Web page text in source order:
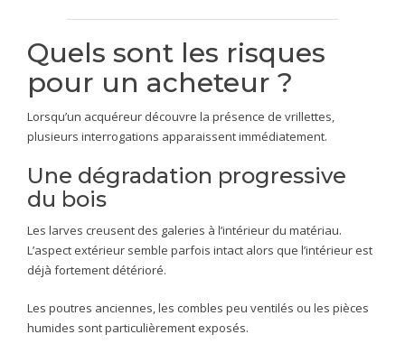
Quels sont les risques
pour un acheteur ?
Lorsqu’un acquéreur découvre la présence de vrillettes,
plusieurs interrogations apparaissent immédiatement.
Une dégradation progressive
du bois
Les larves creusent des galeries à l’intérieur du matériau.
L’aspect extérieur semble parfois intact alors que l’intérieur est
déjà fortement détérioré.
Les poutres anciennes, les combles peu ventilés ou les pièces
humides sont particulièrement exposés.